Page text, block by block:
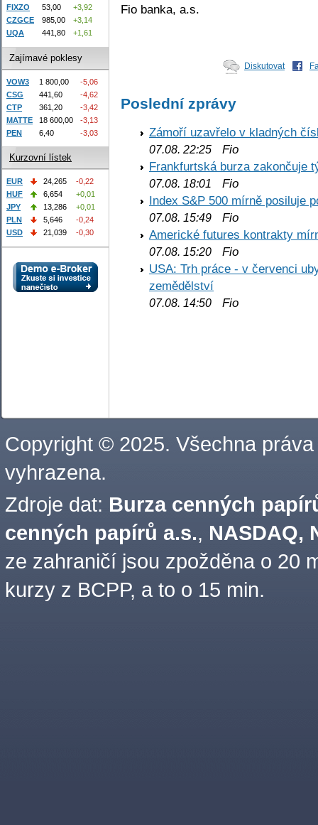
Fio banka, a.s.
Diskutovat
Poslední zprávy
Zámoří uzavřelo v kladných
07.08. 22:25 Fio
Frankfurtská burza zakončuje
07.08. 18:01
Fio
Index S&P 500 mírně posiluje
07.08. 15:49 Fio
Americké futures kontrakty
07.08. 15:20 Fio
USA: Trh práce - v červenci
zemědělství
07.08. 14:50 Fio
FIXZO
53,00
+3,92
CZGCE
985,00
+3,14
UQA
441,80 +1,61
Zajímavé poklesy
VOW3 1 800,00
-5,06
CSG
441,60
-4,62
CTP
361,20
-3,42
MATTE
18 600,00
-3,13
PEN
6,40 -3,03
Kurzovní lístek
EUR 24,265
-0,22
HUF
6,654
+0,01
JPY
13,286
+0,01
PLN
5,646
-0,24
USD
21,039 -0,30
Copyright © 2025. Všechna práva
vyhrazena.
Zdroje dat: Burza cenných
cenných papírů a.s., NASDAQ,
ze zahraničí jsou zpožděna o 20
kurzy z BCPP, a to o 15 min.